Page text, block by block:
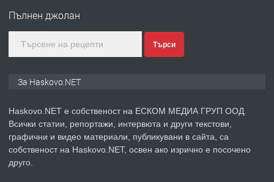
преди 5 дни
ПРЕДЛАГА
Продавам парцел в гр. Хасково кв.
Пълнен джолан
Търси
За Haskovo.NET
Haskovo.NET е собственост на ЕСКОМ МЕДИА ГРУП ООД.
Всички статии, репортажи, интервюта и други текстови,
графични и видео материали, публикувани в сайта, са
собственост на Haskovo.NET, освен ако изрично е посочено
друго.